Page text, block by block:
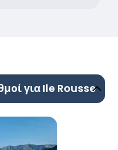
για Ile Rousse